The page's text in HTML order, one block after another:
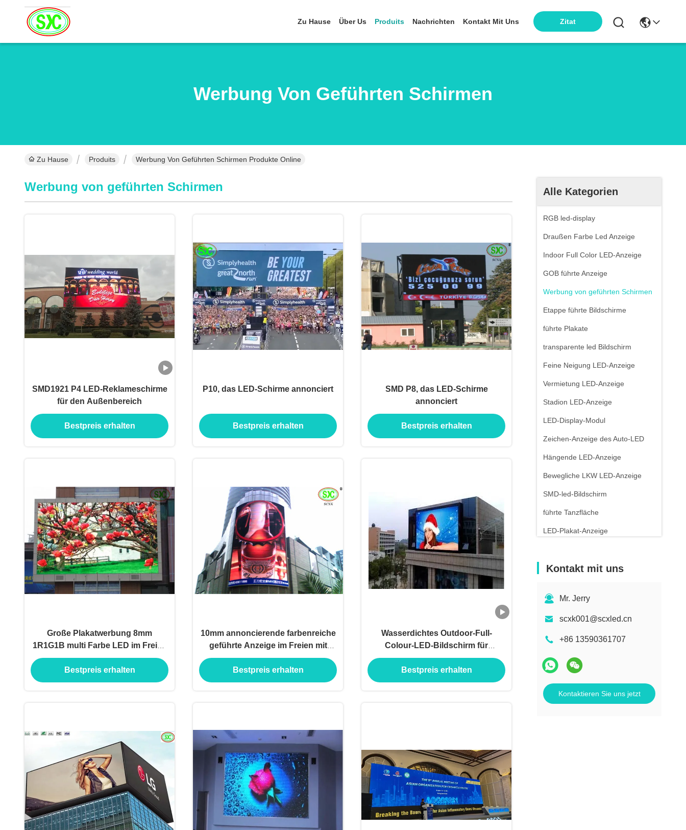
Zu Hause Über Us Produits Nachrichten Kontakt Mit Uns Zitat
Werbung Von Geführten Schirmen
Zu Hause Produits Werbung Von Geführten Schirmen Produkte Online
Alle Kategorien
RGB led-display
Draußen Farbe Led Anzeige
Indoor Full Color LED-Anzeige
GOB führte Anzeige
Werbung von geführten Schirmen
Etappe führte Bildschirme
führte Plakate
transparente led Bildschirm
Feine Neigung LED-Anzeige
Vermietung LED-Anzeige
Stadion LED-Anzeige
LED-Display-Modul
Zeichen-Anzeige des Auto-LED
Hängende LED-Anzeige
Bewegliche LKW LED-Anzeige
SMD-led-Bildschirm
führte Tanzfläche
LED-Plakat-Anzeige
Kontakt mit uns
Mr. Jerry
scxk001@scxled.cn
+86 13590361707
Kontaktieren Sie uns jetzt
Werbung von geführten Schirmen
SMD1921 P4 LED-Reklameschirme
für den Außenbereich
Bestpreis erhalten
P10, das LED-Schirme annonciert
Bestpreis erhalten
SMD P8, das LED-Schirme
annonciert
Bestpreis erhalten
Große Plakatwerbung 8mm
1R1G1B multi Farbe LED im Freien
für Eisenbahn
Bestpreis erhalten
10mm annoncierende farbenreiche
geführte Anzeige im Freien mit
16dots x 16dots
Bestpreis erhalten
Wasserdichtes Outdoor-Full-
Colour-LED-Bildschirm für
Mobiltelefonen Werbeplatten und
Led-Video-Lkw-Panel
Bestpreis erhalten